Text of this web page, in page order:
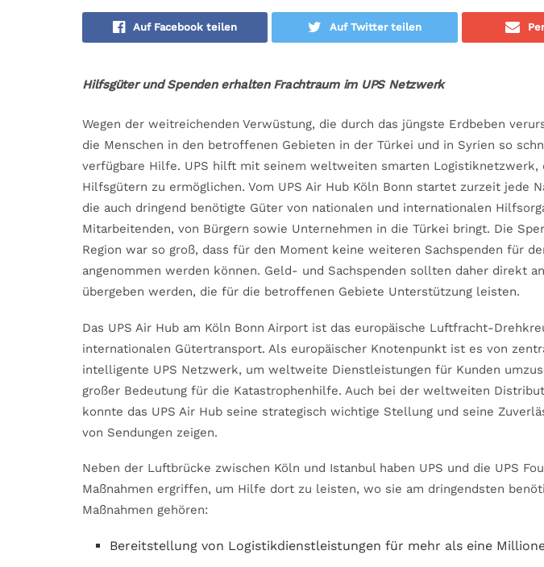
Auf Facebook teilen Auf Twitter teilen
Hilfsgüter und Spenden erhalten Frachtraum im UPS Netzwerk
Wegen der weitreichenden Verwüstung, die durch das jüngste Erdbeben
die Menschen in den betroffenen Gebieten in der Türkei und in Syrien so
verfügbare Hilfe. UPS hilft mit seinem weltweiten smarten Logistiknetzwerk,
Hilfsgütern zu ermöglichen. Vom UPS Air Hub Köln Bonn startet zurzeit jede
die auch dringend benötigte Güter von nationalen und internationalen
Mitarbeitenden, von Bürgern sowie Unternehmen in die Türkei bringt. Die
Region war so groß, dass für den Moment keine weiteren Sachspenden für
angenommen werden können. Geld- und Sachspenden sollten daher direkt
übergeben werden, die für die betroffenen Gebiete Unterstützung leisten.
Das UPS Air Hub am Köln Bonn Airport ist das europäische Luftfracht-
internationalen Gütertransport. Als europäischer Knotenpunkt ist es von
intelligente UPS Netzwerk, um weltweite Dienstleistungen für Kunden
großer Bedeutung für die Katastrophenhilfe. Auch bei der weltweiten
konnte das UPS Air Hub seine strategisch wichtige Stellung und seine
von Sendungen zeigen.
Neben der Luftbrücke zwischen Köln und Istanbul haben UPS und die UPS
Maßnahmen ergriffen, um Hilfe dort zu leisten, wo sie am dringendsten
Maßnahmen gehören:
Bereitstellung von Logistikdienstleistungen für mehr als eine